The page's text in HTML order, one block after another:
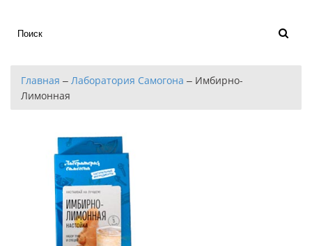
Главная – Лаборатория Самогона – Имбирно-
Лимонная